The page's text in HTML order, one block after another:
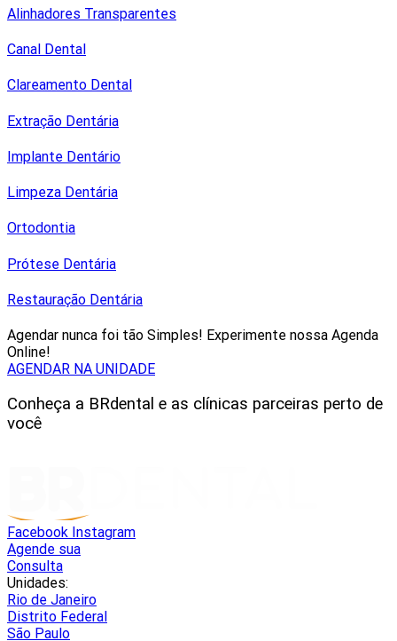
Alinhadores Transparentes
Canal Dental
Clareamento Dental
Extração Dentária
Implante Dentário
Limpeza Dentária
Ortodontia
Prótese Dentária
Restauração Dentária
Agendar nunca foi tão Simples! Experimente nossa Agenda
Online!
AGENDAR NA UNIDADE
Conheça a BRdental e as clínicas parceiras perto de
você
Facebook Instagram
Agende sua
Consulta
Unidades:
Rio de Janeiro
Distrito Federal
São Paulo